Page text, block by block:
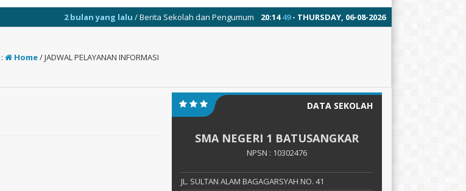
20:14 49- THURSDAY, 06-08-2026
2 bulan yang lalu/ Berita Sekolah dan Pengumuman (01-06-2026) : Sistem Penerimaan Murid Baru (SPMB) SMAN
Home/JADWAL PELAYANAN INFORMASI
DATA SEKOLAH
SMA NEGERI 1 BATUSANGKAR
NPSN : 10302476
JL. SULTAN ALAM BAGAGARSYAH NO. 41